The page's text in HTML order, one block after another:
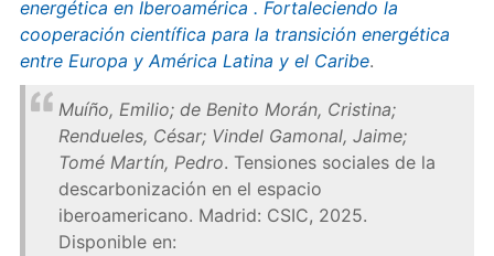
energética en Iberoamérica . Fortaleciendo la
cooperación científica para la transición energética
entre Europa y América Latina y el Caribe.
Muíño, Emilio; de Benito Morán, Cristina;
Rendueles, César; Vindel Gamonal, Jaime;
Tomé Martín, Pedro. Tensiones sociales de la
descarbonización en el espacio
iberoamericano. Madrid: CSIC, 2025.
Disponible en: